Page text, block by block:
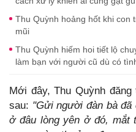
Thu Quỳnh hoảng hốt khi con
mũi
Thu Quỳnh hiếm hoi tiết lộ
làm bạn với người cũ dù có
Mới đây, Thu Quỳnh
sau: "Gửi người đàn bà đã
ở đâu lòng yên ở đó, mắt